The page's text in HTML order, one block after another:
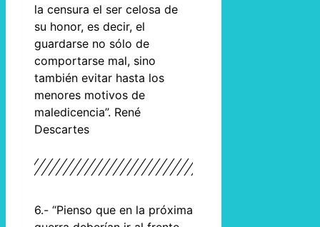
la censura el ser celosa de
su honor, es decir, el
guardarse no sólo de
comportarse mal, sino
también evitar hasta los
menores motivos de
maledicencia”. René
Descartes
6.- “Pienso que en la próxima